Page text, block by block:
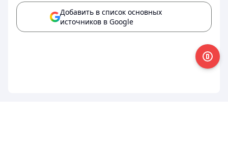
Добавить в список основных
источников в Google